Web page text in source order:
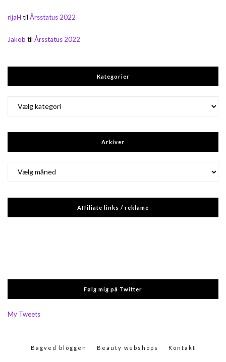
rijaH til Årsstatus 2022
Jakob til Årsstatus 2022
Kategorier
Arkiver
Affiliate links / reklame
Følg mig på Twitter
My Tweets
Bagved bloggen Beauty webshops Kontakt